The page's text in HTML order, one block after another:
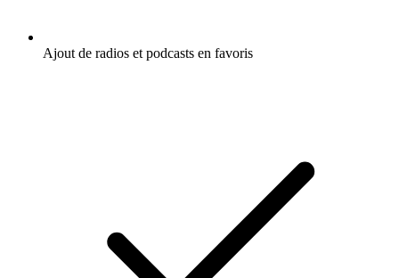
Ajout de radios et podcasts en favoris